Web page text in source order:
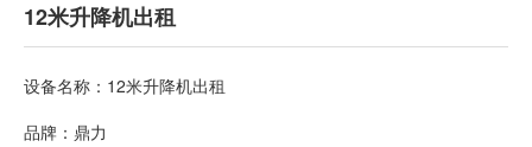
12米升降机出租
设备名称：12米升降机出租
品牌：鼎力